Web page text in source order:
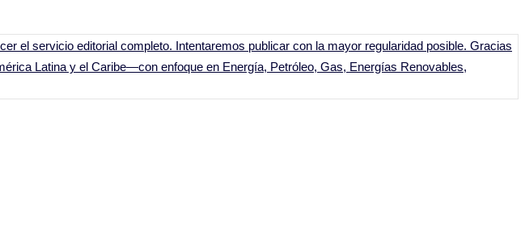
el servicio editorial completo. Intentaremos publicar con la mayor regularidad posible. Gracias
Latina y el Caribe—con enfoque en Energía, Petróleo, Gas, Energías Renovables,